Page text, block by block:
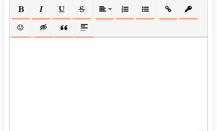
ПОЛУЖИРНЫЙ
КУРСИВПОДЧЕРКНУТЫЙ
ЗАЧЕРКНУТЫЙВЫРАВНИВАНИЕ
НУМЕРОВАННЫЙ СПИСОК
МАРКИРОВАННЫЙ
ВСТАВИТЬ
ВСТАВИТЬ СМАЙЛИК
ВСТАВКА СКРЫТОГО ТЕКСТА
ВСТАВКА ЦИТАТЫ
ВСТАВКА СПОЙЛЕРА